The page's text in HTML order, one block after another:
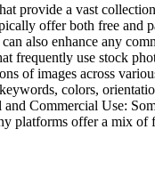
provide a vast
offer both free and
also enhance any
frequently use stock
of images across
colors,
Commercial Use:
platforms offer a mix